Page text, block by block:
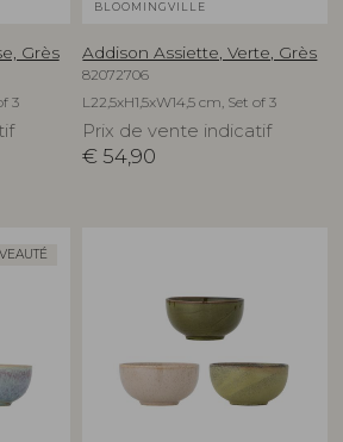
Grès
3
BLOOMINGVILLE
Addison Assiette, Verte, Grès
82072706
L22,5xH1,5xW14,5 cm, Set of 3
Prix de vente indicatif
€ 54,90